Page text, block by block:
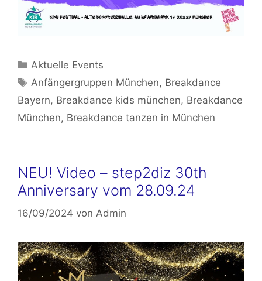
Kategorien
Aktuelle Events
Schlagwörter
Anfängergruppen München, Breakdance
Bayern, Breakdance kids münchen, Breakdance
München, Breakdance tanzen in München
NEU! Video – step2diz 30th
Anniversary vom 28.09.24
16/09/2024 von Admin